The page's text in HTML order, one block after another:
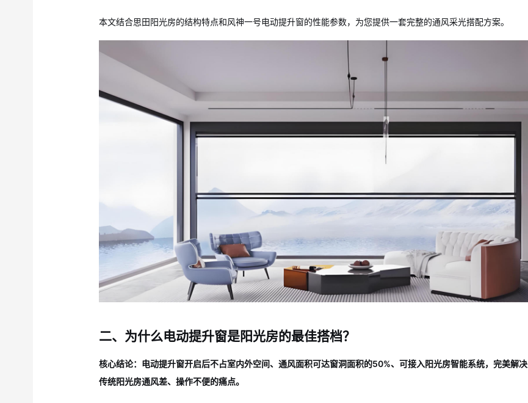
本文结合思田阳光房的结构特点和风神一号电动提升窗的性能参数，为您提供一套完整的通风采光搭配方案。
二、为什么电动提升窗是阳光房的最佳搭档？
核心结论：电动提升窗开启后不占室内外空间、通风面积可达窗洞面积的50%、可接入阳光房智能系统，完美解决
传统阳光房通风差、操作不便的痛点。